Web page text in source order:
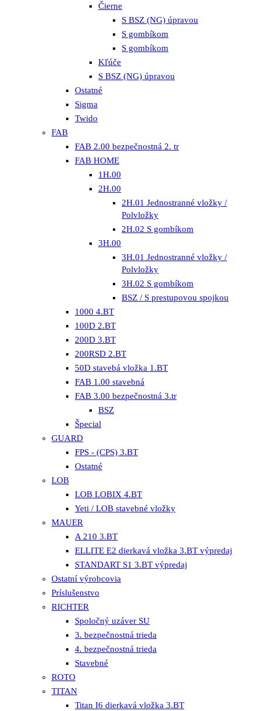
Čierne
S BSZ (NG) úpravou
S gombíkom
S gombíkom
Kľúče
S BSZ (NG) úpravou
Ostatné
Sigma
Twido
FAB
FAB 2.00 bezpečnostná 2. tr
FAB HOME
1H.00
2H.00
2H.01 Jednostranné vložky /
Polvložky
2H.02 S gombíkom
3H.00
3H.01 Jednostranné vložky /
Polvložky
3H.02 S gombíkom
BSZ / S prestupovou spojkou
1000 4.BT
100D 2.BT
200D 3.BT
200RSD 2.BT
50D stavebá vložka 1.BT
FAB 1.00 stavebná
FAB 3.00 bezpečnostná 3.tr
BSZ
Špecial
GUARD
FPS - (CPS) 3.BT
Ostatné
LOB
LOB LOBIX 4.BT
Yeti / LOB stavebné vložky
MAUER
A 210 3.BT
ELLITE E2 dierkavá vložka 3.BT výpredaj
STANDART S1 3.BT výpredaj
Ostatní výrobcovia
Príslušenstvo
RICHTER
Spoločný uzáver SU
3. bezpečnostná trieda
4. bezpečnostná trieda
Stavebné
ROTO
TITAN
Titan I6 dierkavá vložka 3.BT